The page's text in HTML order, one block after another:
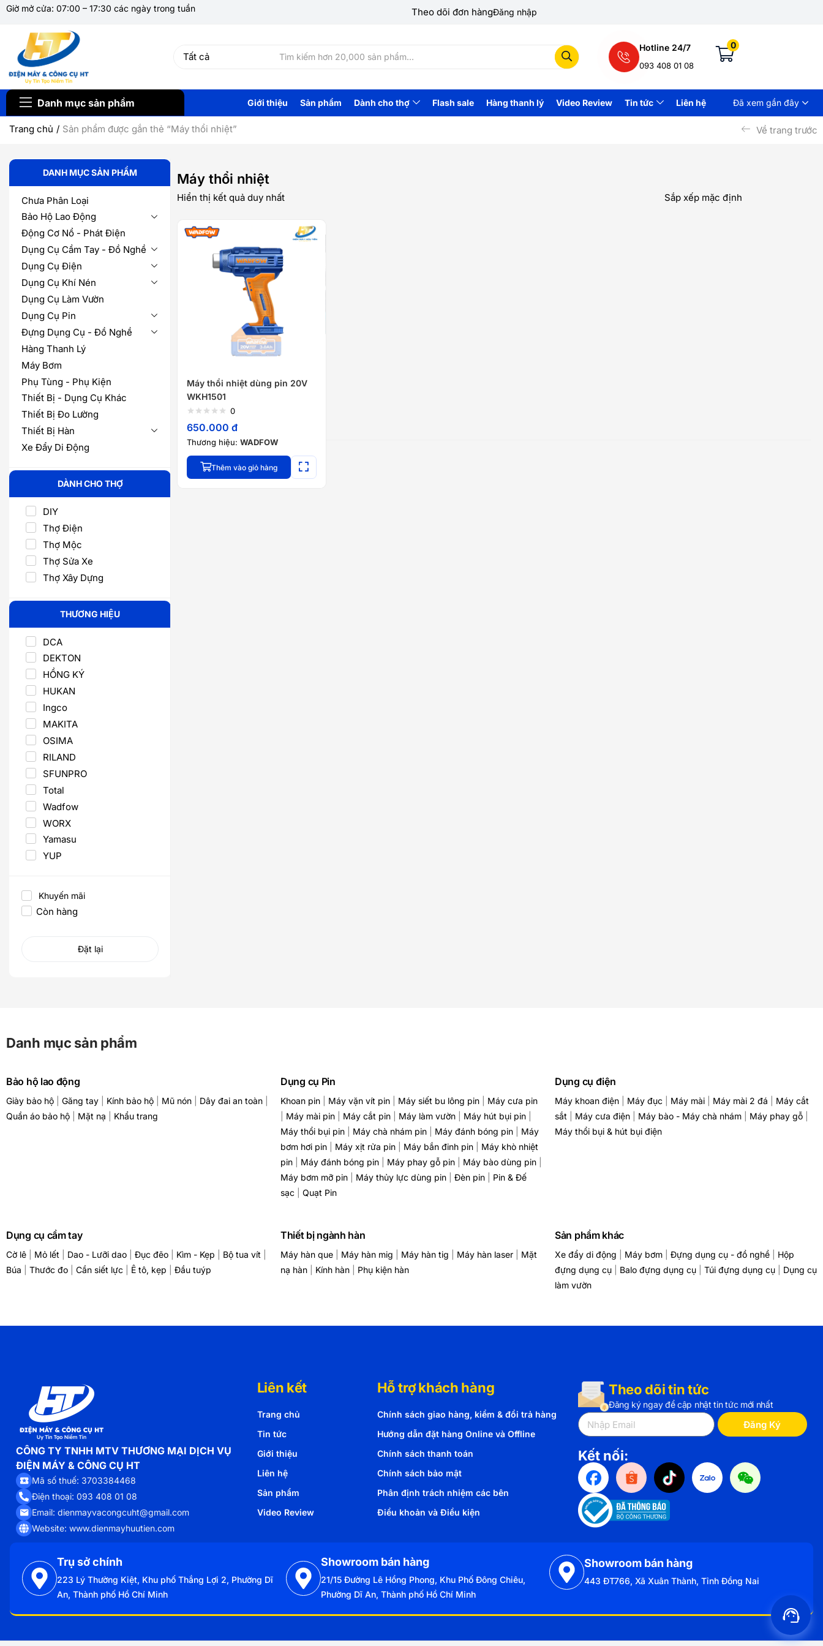
Giờ mở cửa: 07:00 – 17:30 các ngày trong tuần Theo dõi đơn hàngĐăng nhập
Hotline 24/7
093 408 01 08
0
Danh mục sản phẩm Giới thiệu Sản phẩm Dành cho thợ Flash sale Hàng thanh lý Video Review Tin tức Liên hệ Đã xem gần đây
Trang chủ Sản phẩm được gắn thẻ “Máy thổi nhiệt” Về trang trước
DANH MỤC SẢN PHẨM
Chưa Phân Loại
Bảo Hộ Lao Động
Động Cơ Nổ - Phát Điện
Dụng Cụ Cầm Tay - Đồ Nghề
Dụng Cụ Điện
Dụng Cụ Khí Nén
Dụng Cụ Làm Vườn
Dụng Cụ Pin
Đựng Dụng Cụ - Đồ Nghề
Hàng Thanh Lý
Máy Bơm
Phụ Tùng - Phụ Kiện
Thiết Bị - Dụng Cụ Khác
Thiết Bị Đo Lường
Thiết Bị Hàn
Xe Đẩy Di Động
DÀNH CHO THỢ
DIY
Thợ Điện
Thợ Mộc
Thợ Sửa Xe
Thợ Xây Dựng
THƯƠNG HIỆU
DCA
DEKTON
HỒNG KÝ
HUKAN
Ingco
MAKITA
OSIMA
RILAND
SFUNPRO
Total
Wadfow
WORX
Yamasu
YUP
Khuyến mãi
Còn hàng
Đặt lại
Máy thổi nhiệt
Hiển thị kết quả duy nhất
Máy thổi nhiệt dùng pin 20V
WKH1501
0
650.000 đ
Thương hiệu: WADFOW
Thêm vào giỏ hàng
Danh mục sản phẩm
Bảo hộ lao động
Giày bảo hộ Găng tay Kính bảo hộ Mũ nón Dây đai an toàn
Quần áo bảo hộ
Mặt nạ Khẩu trang
Dụng cụ Pin
Khoan pin Máy vặn vít pin Máy siết bu lông pin
Máy cưa pin
Máy mài pin Máy cắt pin Máy làm vườn Máy hút bụi pin
Máy thổi bụi pin
Máy chà nhám pin Máy đánh bóng pin
Máy
bơm hơi pin
Máy xịt rửa pin Máy bắn đinh pin
Máy khò nhiệt
pin
Máy đánh bóng pin Máy phay gỗ pin Máy bào dùng pin
Máy bơm mỡ pin
Máy thủy lực dùng pin Đèn pin
Pin & Đế
sạc
Quạt Pin
Dụng cụ điện
Máy khoan điện Máy đục Máy mài Máy mài 2 đá
Máy cắt
sắt
Máy cưa điện Máy bào - Máy chà nhám Máy phay gỗ
Máy thổi bụi & hút bụi điện
Dụng cụ cầm tay
Cờ lê Mỏ lết Dao - Lưỡi dao Đục đẽo Kìm - Kẹp Bộ tua vít
Búa
Thước đo Cần siết lực Ê tô, kẹp Đầu tuýp
Thiết bị ngành hàn
Máy hàn que Máy hàn mig Máy hàn tig Máy hàn laser
Mặt
nạ hàn
Kính hàn Phụ kiện hàn
Sản phẩm khác
Xe đẩy di động Máy bơm Đựng dụng cụ - đồ nghề
Hộp
đựng dụng cụ
Balo đựng dụng cụ Túi đựng dụng cụ
Dụng cụ
làm vườn
CÔNG TY TNHH MTV THƯƠNG MẠI DỊCH VỤ
ĐIỆN MÁY & CÔNG CỤ HT
Mã số thuế: 3703384468
Điện thoại: 093 408 01 08
Email: dienmayvacongcuht@gmail.com
Website: www.dienmayhuutien.com
Liên kết
Trang chủ
Tin tức
Giới thiệu
Liên hệ
Sản phẩm
Video Review
Hỗ trợ khách hàng
Chính sách giao hàng, kiểm & đổi trả hàng
Hướng dẫn đặt hàng Online và Offline
Chính sách thanh toán
Chính sách bảo mật
Phân định trách nhiệm các bên
Điều khoản và Điều kiện
Theo dõi tin tức
Đăng ký ngay để cập nhật tin tức mới nhất
Đăng Ký
Kết nối:
Trụ sở chính
223 Lý Thường Kiệt, Khu phố Thắng Lợi 2, Phường Dĩ
An, Thành phố Hồ Chí Minh
Showroom bán hàng
21/15 Đường Lê Hồng Phong, Khu Phố Đông Chiêu,
Phường Dĩ An, Thành phố Hồ Chí Minh
Showroom bán hàng
443 ĐT766, Xã Xuân Thành, Tỉnh Đồng Nai